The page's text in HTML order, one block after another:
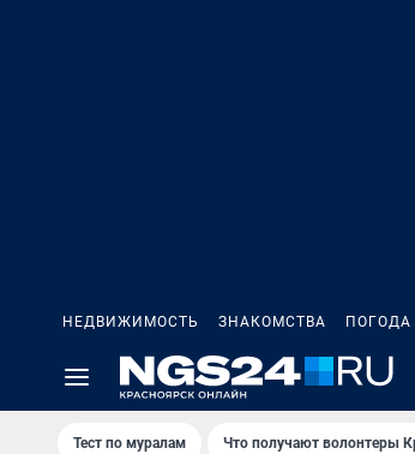
НЕДВИЖИМОСТЬ ЗНАКОМСТВА ПОГОДА
Тест по мурaлaм Что получают волонтеры